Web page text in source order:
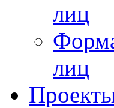
лиц
лиц